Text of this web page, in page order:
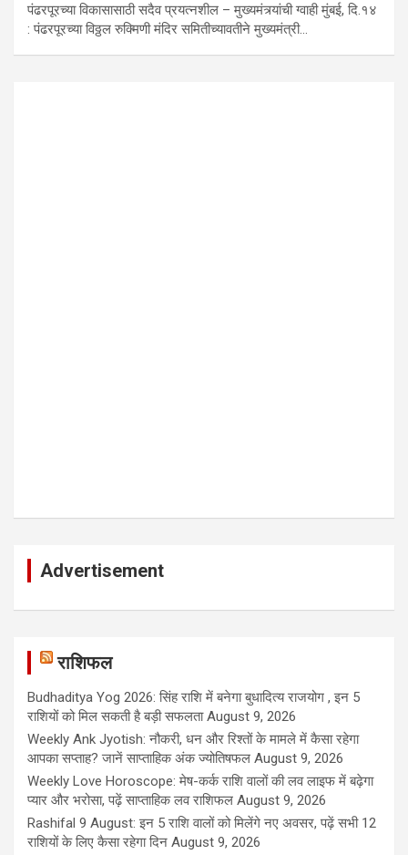
पंढरपूरच्या विकासासाठी सदैव प्रयत्नशील – मुख्यमंत्र्यांची ग्वाही मुंबई, दि.१४
: पंढरपूरच्या विठ्ठल रुक्मिणी मंदिर समितीच्यावतीने मुख्यमंत्री…
Advertisement
राशिफल
Budhaditya Yog 2026: सिंह राशि में बनेगा बुधादित्य राजयोग , इन 5
राशियों को मिल सकती है बड़ी सफलता August 9, 2026
Weekly Ank Jyotish: नौकरी, धन और रिश्तों के मामले में कैसा रहेगा
आपका सप्ताह? जानें साप्ताहिक अंक ज्योतिषफल August 9, 2026
Weekly Love Horoscope: मेष-कर्क राशि वालों की लव लाइफ में बढ़ेगा
प्यार और भरोसा, पढ़ें साप्ताहिक लव राशिफल August 9, 2026
Rashifal 9 August: इन 5 राशि वालों को मिलेंगे नए अवसर, पढ़ें सभी 12
राशियों के लिए कैसा रहेगा दिन August 9, 2026